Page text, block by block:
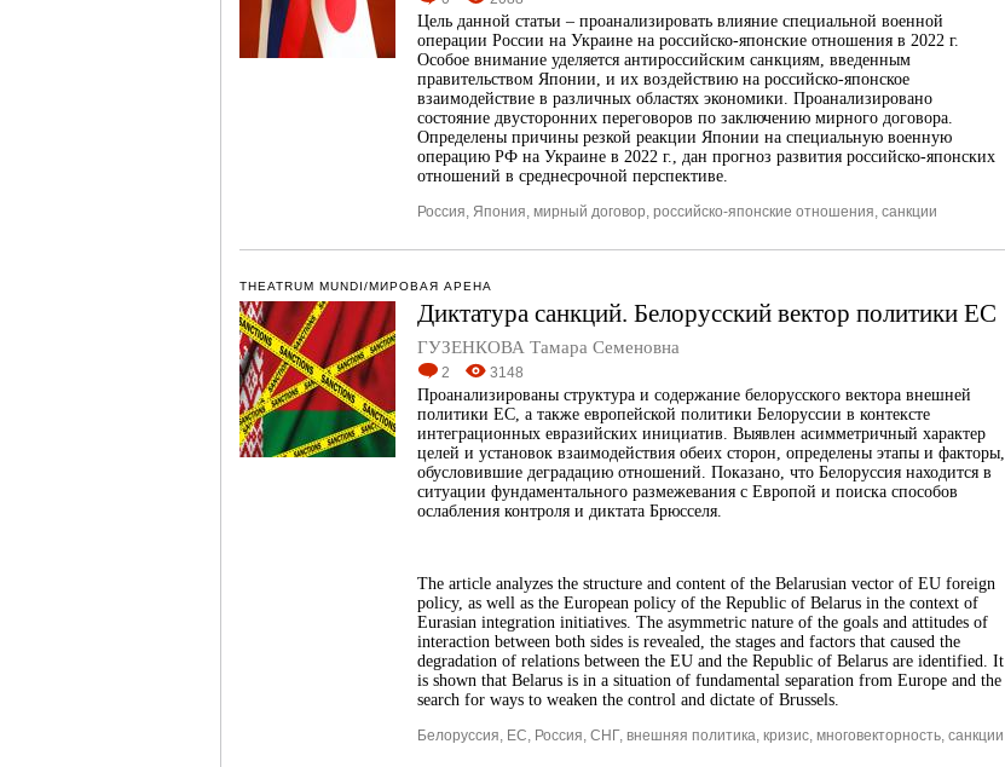
Цель данной статьи – проанализировать влияние специальной военной
операции России на Украине на российско-японские отношения в 2022 г.
Особое внимание уделяется антироссийским санкциям, введенным
правительством Японии, и их воздействию на российско-японское
взаимодействие в различных областях экономики. Проанализировано
состояние двусторонних переговоров по заключению мирного договора.
Определены причины резкой реакции Японии на специальную военную
операцию РФ на Украине в 2022 г., дан прогноз развития российско-японских
отношений в среднесрочной перспективе.
Россия, Япония, мирный договор, российско-японские отношения, санкции
THEATRUM MUNDI/МИРОВАЯ АРЕНА
Диктатура санкций. Белорусский вектор политики ЕС
ГУЗЕНКОВА Тамара Семеновна
2 3148
Проанализированы структура и содержание белорусского вектора внешней
политики ЕС, а также европейской политики Белоруссии в контексте
интеграционных евразийских инициатив. Выявлен асимметричный характер
целей и установок взаимодействия обеих сторон, определены этапы и факторы,
обусловившие деградацию отношений. Показано, что Белоруссия находится в
ситуации фундаментального размежевания с Европой и поиска способов
ослабления контроля и диктата Брюсселя.
The article analyzes the structure and content of the Belarusian vector of EU foreign
policy, as well as the European policy of the Republic of Belarus in the context of
Eurasian integration initiatives. The asymmetric nature of the goals and attitudes of
interaction between both sides is revealed, the stages and factors that caused the
degradation of relations between the EU and the Republic of Belarus are identified. It
is shown that Belarus is in a situation of fundamental separation from Europe and the
search for ways to weaken the control and dictate of Brussels.
Белоруссия, ЕС, Россия, СНГ, внешняя политика, кризис, многовекторность, санкции